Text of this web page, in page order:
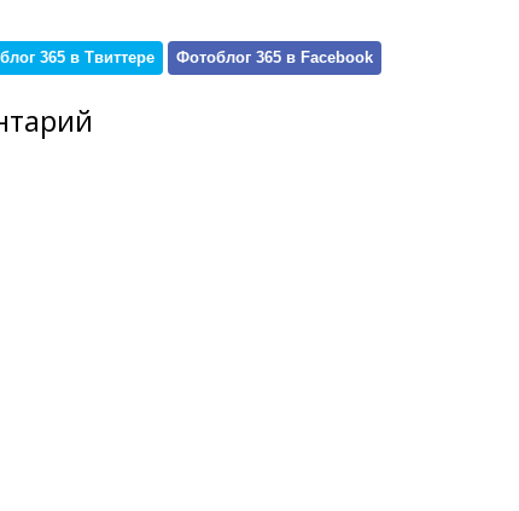
365 в Твиттере Фотоблог 365 в Facebook